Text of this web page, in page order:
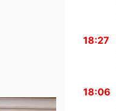
18:27
18:06